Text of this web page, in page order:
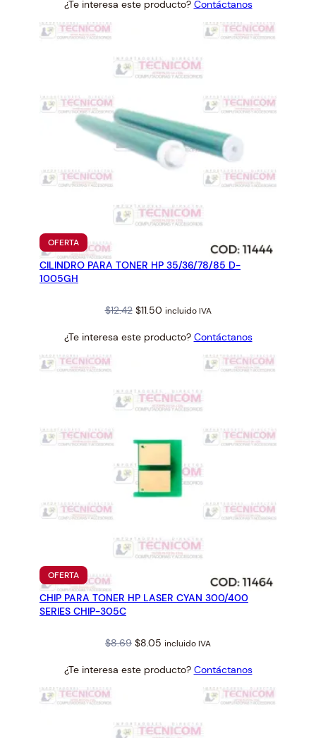
a
n
a
was: is:
¿Te interesa este producto? Contáctanos
OFERTAPRODUCTO
EN
OFERTA
CILINDRO PARA TONER HP 35/36/78/85 D-
1005GH
$12.42 Original
was:
$11.50Current
is:
incluido IVA
¿Te interesa este producto? Contáctanos
OFERTAPRODUCTO
EN
OFERTA
CHIP PARA TONER HP LASER CYAN 300/400
SERIES CHIP-305C
$8.69 Original
was:
$8.05 Current
is:
incluido IVA
¿Te interesa este producto? Contáctanos